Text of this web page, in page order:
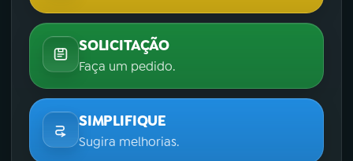
SOLICITAÇÃO
Faça um pedido.
SIMPLIFIQUE
Sugira melhorias.